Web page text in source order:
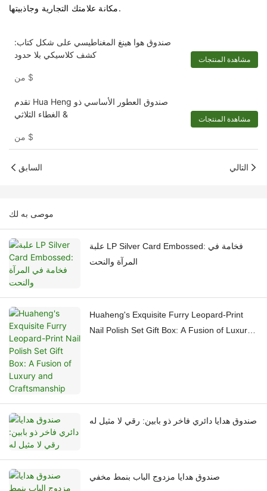
مكانة علامتك التجارية وجاذبيتها.
صندوق هوا هينغ المغناطيسي على شكل كتاب:
كشف كلاسيكي بلا حدود
$
مشاهدة المنتجات
تقدم Hua Heng صندوق العطور الأساسي ذو
الغطاء الثلاثي &
$
مشاهدة المنتجات
السابق التالي
موصى به لك
علبة LP Silver Card Embossed: فخامة في
المرآة والنحت
Huaheng's Exquisite Furry Leopard-Print
Nail Polish Set Gift Box: A Fusion of Luxury
صندوق هدايا دائري فاخر ذو بابين: رقي لا مثيل له
صندوق هدايا مزدوج الباب بنمط مخفي